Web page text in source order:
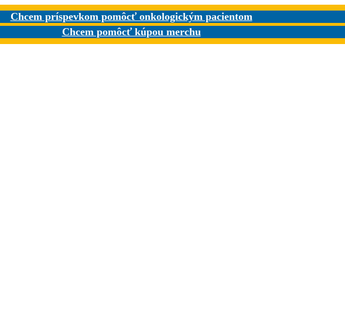
Chcem príspevkom pomôcť onkologickým pacientom
Chcem pomôcť kúpou merchu